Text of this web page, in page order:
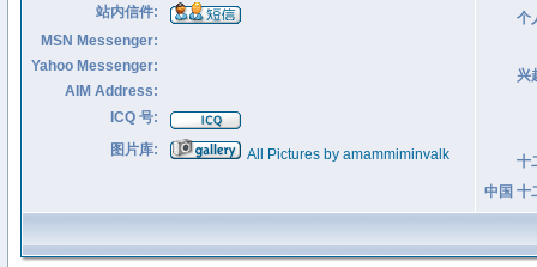
个
兴
十
中国 十
站内信件:
MSN Messenger:
Yahoo Messenger:
AIM Address:
ICQ 号:
图片库:
All Pictures by amammiminvalk